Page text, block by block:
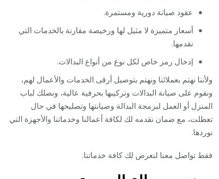
عقود صيانة دورية ومستمرة.
أسعار متميزة لا مثيل لها ورخيصة مقارنة بالخدمات التي
نقدمها.
إدخال رمز خاص لكل نوع من أنواع البدالات.
ولأننا نهتم بعملائنا ونهتم بتوصيل أرقى الخدمات والأعمال لهم،
ونقوم على صيانة البدالات وتركيبها بحرفية عالية، ونصلك لباب
المنزل أو العمل لبرمجة البدالة وصيانتها وتصليحها في حال
تعطلت، مع ضمان نقدمه لك لكافة أعمالنا وخدماتنا والأجهزة التي
نوردها.
فقط تواصل معنا لنعرض لك كافة خدماتنا.